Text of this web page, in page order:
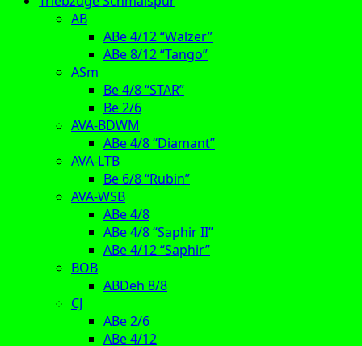
AB
ABe 4/12 “Walzer”
ABe 8/12 “Tango”
ASm
Be 4/8 “STAR”
Be 2/6
AVA-BDWM
ABe 4/8 “Diamant”
AVA-LTB
Be 6/8 “Rubin”
AVA-WSB
ABe 4/8
ABe 4/8 “Saphir II”
ABe 4/12 “Saphir”
BOB
ABDeh 8/8
CJ
ABe 2/6
ABe 4/12